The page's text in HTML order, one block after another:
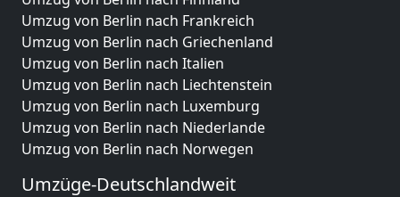
Umzug von Berlin nach Frankreich
Umzug von Berlin nach Griechenland
Umzug von Berlin nach Italien
Umzug von Berlin nach Liechtenstein
Umzug von Berlin nach Luxemburg
Umzug von Berlin nach Niederlande
Umzug von Berlin nach Norwegen
Umzüge-Deutschlandweit